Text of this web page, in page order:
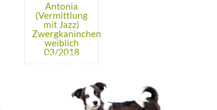
Antonia
(Vermittlung
mit Jazz)
Zwergkaninchen
weiblich
03/2018